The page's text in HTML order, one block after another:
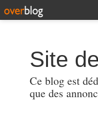
Site
Ce blog est
que des